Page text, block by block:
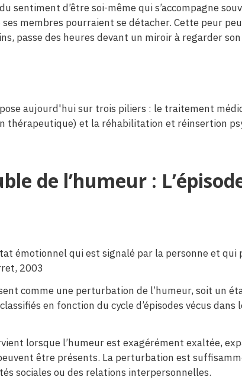
sentiment d’être soi-même qui s’accompagne
ses membres pourraient se détacher. Cette peur
passe des heures devant un miroir à regarder
aujourd'hui sur trois piliers : le traitement
thérapeutique) et la réhabilitation et réinsertion
de l’humeur :
émotionnel qui est signalé par la personne et
2003
comme une perturbation de l’humeur, soit un
en fonction du cycle d’épisodes vécus
lorsque l’humeur est exagérément exaltée,
être présents. La perturbation est
sociales ou des relations interpersonnelles.